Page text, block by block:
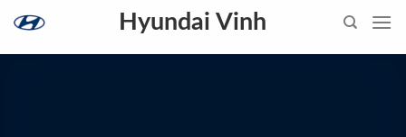
content
Hyundai Vinh